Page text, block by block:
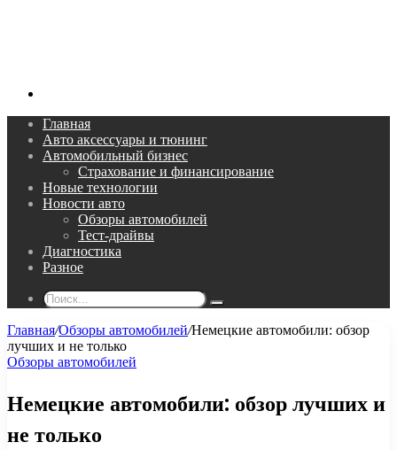
Главная
Авто аксессуары и тюнинг
Автомобильный бизнес
Страхование и финансирование
Новые технологии
Новости авто
Обзоры автомобилей
Тест-драйвы
Диагностика
Разное
Поиск...
Главная/Обзоры автомобилей/Немецкие автомобили: обзор
лучших и не только
Обзоры автомобилей
Немецкие автомобили: обзор лучших и
не только